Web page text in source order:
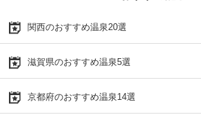
関西のおすすめ温泉20選
滋賀県のおすすめ温泉5選
京都府のおすすめ温泉14選